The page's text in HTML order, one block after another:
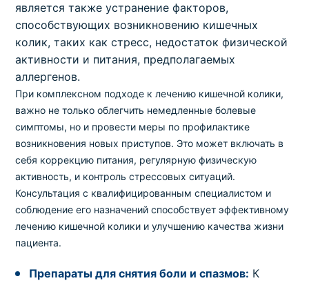
является также устранение факторов,
способствующих возникновению кишечных
колик, таких как стресс, недостаток физической
активности и питания, предполагаемых
аллергенов.
При комплексном подходе к лечению кишечной колики,
важно не только облегчить немедленные болевые
симптомы, но и провести меры по профилактике
возникновения новых приступов. Это может включать в
себя коррекцию питания, регулярную физическую
активность, и контроль стрессовых ситуаций.
Консультация с квалифицированным специалистом и
соблюдение его назначений способствует эффективному
лечению кишечной колики и улучшению качества жизни
пациента.
Препараты для снятия боли и спазмов: К